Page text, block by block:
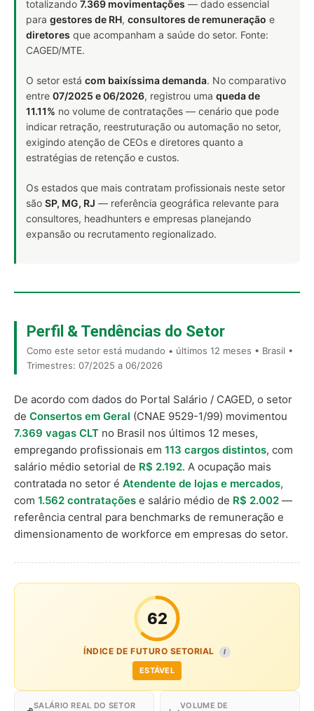
totalizando 7.369 movimentações — dado essencial
para gestores de RH, consultores de remuneração e
diretores que acompanham a saúde do setor. Fonte:
CAGED/MTE.
O setor está com baixíssima demanda. No comparativo
entre 07/2025 e 06/2026, registrou uma queda de
11.11% no volume de contratações — cenário que pode
indicar retração, reestruturação ou automação no setor,
exigindo atenção de CEOs e diretores quanto a
estratégias de retenção e custos.
Os estados que mais contratam profissionais neste setor
são SP, MG, RJ — referência geográfica relevante para
consultores, headhunters e empresas planejando
expansão ou recrutamento regionalizado.
Perfil & Tendências do Setor
Como este setor está mudando • últimos 12 meses • Brasil •
Trimestres: 07/2025 a 06/2026
De acordo com dados do Portal Salário / CAGED, o setor
de Consertos em Geral (CNAE 9529-1/99) movimentou
7.369 vagas CLT no Brasil nos últimos 12 meses,
empregando profissionais em 113 cargos distintos, com
salário médio setorial de R$ 2.192. A ocupação mais
contratada no setor é Atendente de lojas e mercados,
com 1.562 contratações e salário médio de R$ 2.002 —
referência central para benchmarks de remuneração e
dimensionamento de workforce em empresas do setor.
62
ÍNDICE DE FUTURO SETORIAL I
ESTÁVEL
SALÁRIO REAL DO SETOR VOLUME DE